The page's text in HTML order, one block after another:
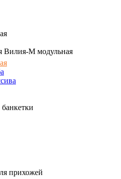
Вилия-М модульная
прихожей